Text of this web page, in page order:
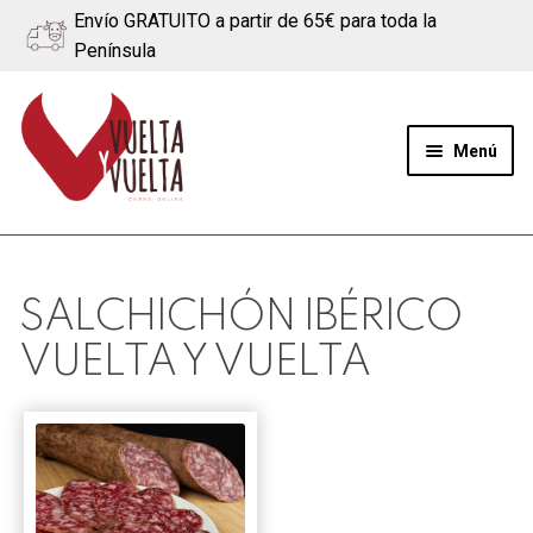
Envío GRATUITO a partir de 65€ para toda la
Península
Ir
a
navegación
Ir
al
contenido
Menú
Quiénes somos
Ternera
Cerdo
Quesos
Blog
SALCHICHÓN IBÉRICO
VUELTA Y VUELTA